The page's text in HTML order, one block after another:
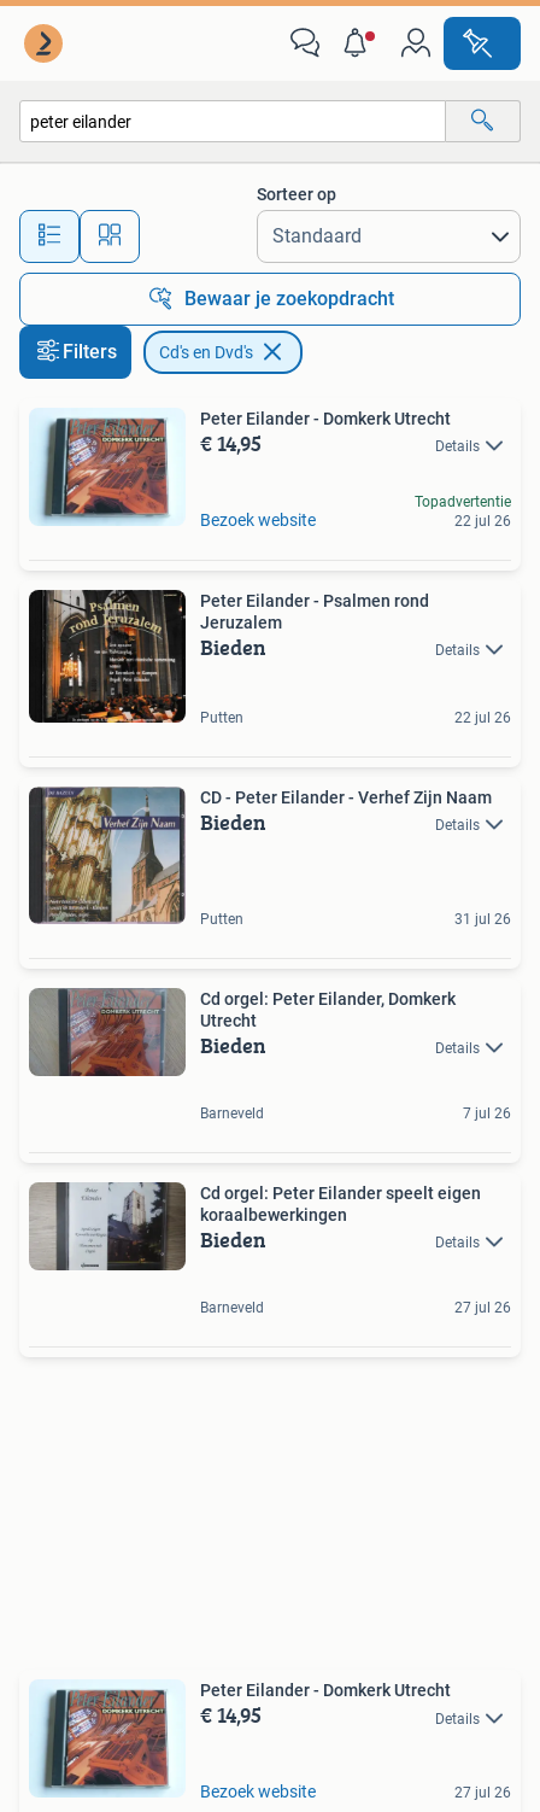
Alle afstanden…
Sorteer op
Bewaar je zoekopdracht
Filters Cd's en Dvd's
Peter Eilander - Domkerk Utrecht
€ 14,95 Details
Bezoek website
Topadvertentie
22 jul 26
Peter Eilander - Psalmen rond
Jeruzalem
Bieden Details
Putten 22 jul 26
CD - Peter Eilander - Verhef Zijn Naam
Bieden Details
Putten 31 jul 26
Cd orgel: Peter Eilander, Domkerk
Utrecht
Bieden Details
Barneveld 7 jul 26
Cd orgel: Peter Eilander speelt eigen
koraalbewerkingen
Bieden Details
Barneveld 27 jul 26
Peter Eilander - Domkerk Utrecht
€ 14,95 Details
Bezoek website 27 jul 26